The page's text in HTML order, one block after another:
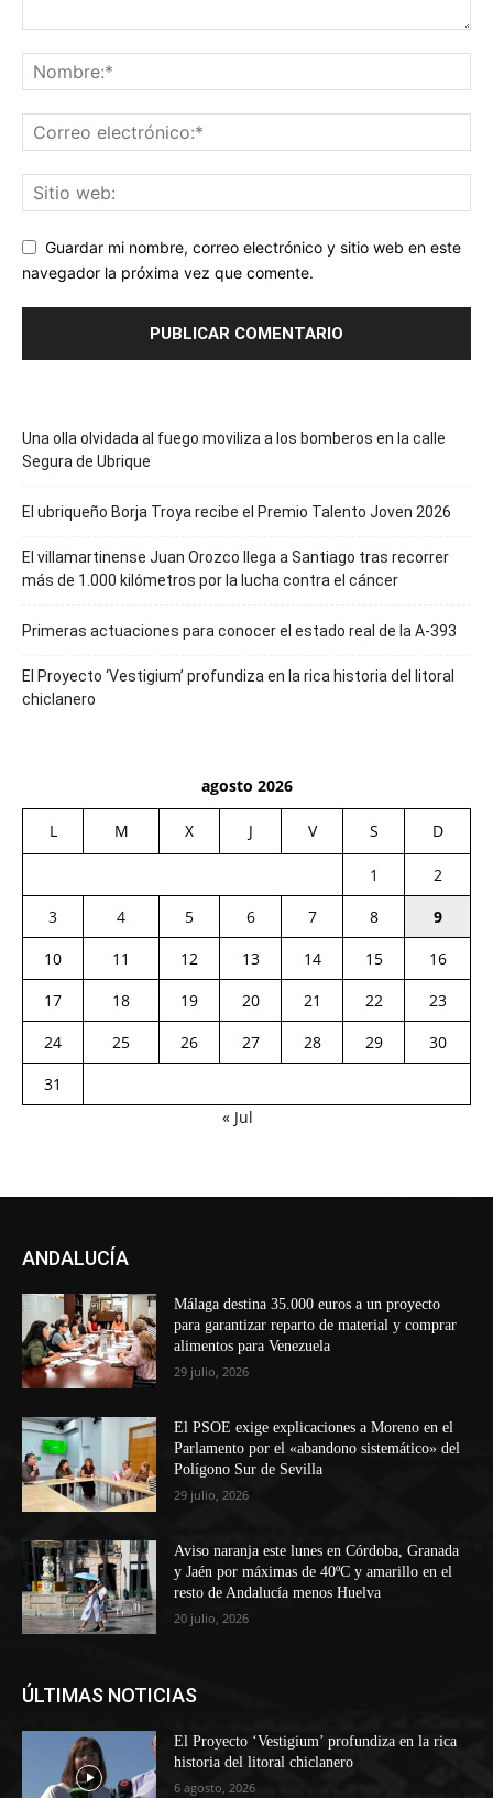
Guardar mi nombre, correo electrónico y sitio web en este
navegador la próxima vez que comente.
Una olla olvidada al fuego moviliza a los bomberos en la calle
Segura de Ubrique
El ubriqueño Borja Troya recibe el Premio Talento Joven 2026
El villamartinense Juan Orozco llega a Santiago tras recorrer
más de 1.000 kilómetros por la lucha contra el cáncer
Primeras actuaciones para conocer el estado real de la A-393
El Proyecto ‘Vestigium’ profundiza en la rica historia del litoral
chiclanero
agosto 2026
L M X J V S D
1
2
3
4 5 6 7 8
9
10
11 12 13 14 15
16
17
18 19 20 21 22
23
24
25 26 27 28 29
30
31
« Jul
ANDALUCÍA
Málaga destina 35.000 euros a un proyecto
para garantizar reparto de material y comprar
alimentos para Venezuela
29 julio, 2026
El PSOE exige explicaciones a Moreno en el
Parlamento por el «abandono sistemático» del
Polígono Sur de Sevilla
29 julio, 2026
Aviso naranja este lunes en Córdoba, Granada
y Jaén por máximas de 40ºC y amarillo en el
resto de Andalucía menos Huelva
20 julio, 2026
ÚLTIMAS NOTICIAS
El Proyecto ‘Vestigium’ profundiza en la rica
historia del litoral chiclanero
6 agosto, 2026